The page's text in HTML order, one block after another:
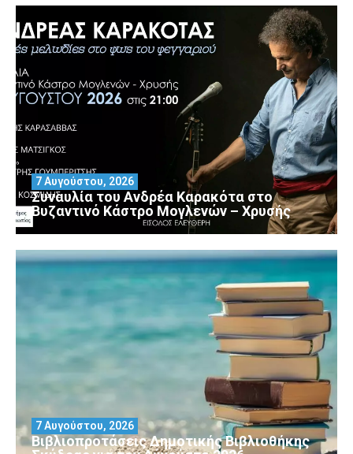
Συναυλία του Ανδρέα Καρακότα στο
Βυζαντινό Κάστρο Μογλενών – Χρυσής
7 Αυγούστου, 2026
Βιβλιοπροτάσεις Δημοτικής Βιβλιοθήκης
7 Αυγούστου, 2026